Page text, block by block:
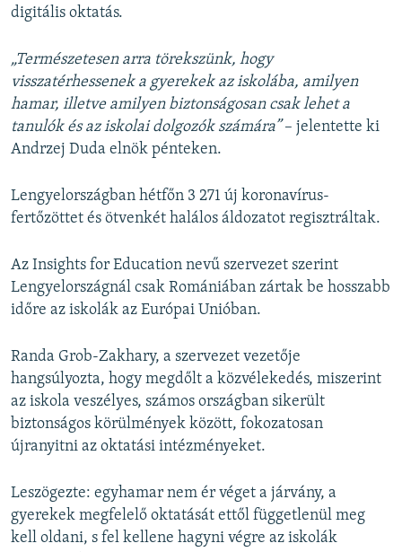
digitális oktatás.
„Természetesen arra törekszünk, hogy
visszatérhessenek a gyerekek az iskolába, amilyen
hamar, illetve amilyen biztonságosan csak lehet a
tanulók és az iskolai dolgozók számára”– jelentette ki
Andrzej Duda elnök pénteken.
Lengyelországban hétfőn 3 271 új koronavírus-
fertőzöttet és ötvenkét halálos áldozatot regisztráltak.
Az Insights for Education nevű szervezet szerint
Lengyelországnál csak Romániában zártak be hosszabb
időre az iskolák az Európai Unióban.
Randa Grob-Zakhary, a szervezet vezetője
hangsúlyozta, hogy megdőlt a közvélekedés, miszerint
az iskola veszélyes, számos országban sikerült
biztonságos körülmények között, fokozatosan
újranyitni az oktatási intézményeket.
Leszögezte: egyhamar nem ér véget a járvány, a
gyerekek megfelelő oktatását ettől függetlenül meg
kell oldani, s fel kellene hagyni végre az iskolák